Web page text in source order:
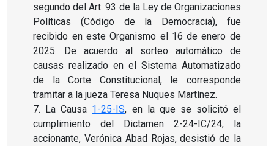
segundo del Art. 93 de la Ley de Organizaciones
Políticas (Código de la Democracia), fue
recibido en este Organismo el 16 de enero de
2025. De acuerdo al sorteo automático de
causas realizado en el Sistema Automatizado
de la Corte Constitucional, le corresponde
tramitar a la jueza Teresa Nuques Martínez.
7. La Causa 1-25-IS, en la que se solicitó el
cumplimiento del Dictamen 2-24-IC/24, la
accionante, Verónica Abad Rojas, desistió de la